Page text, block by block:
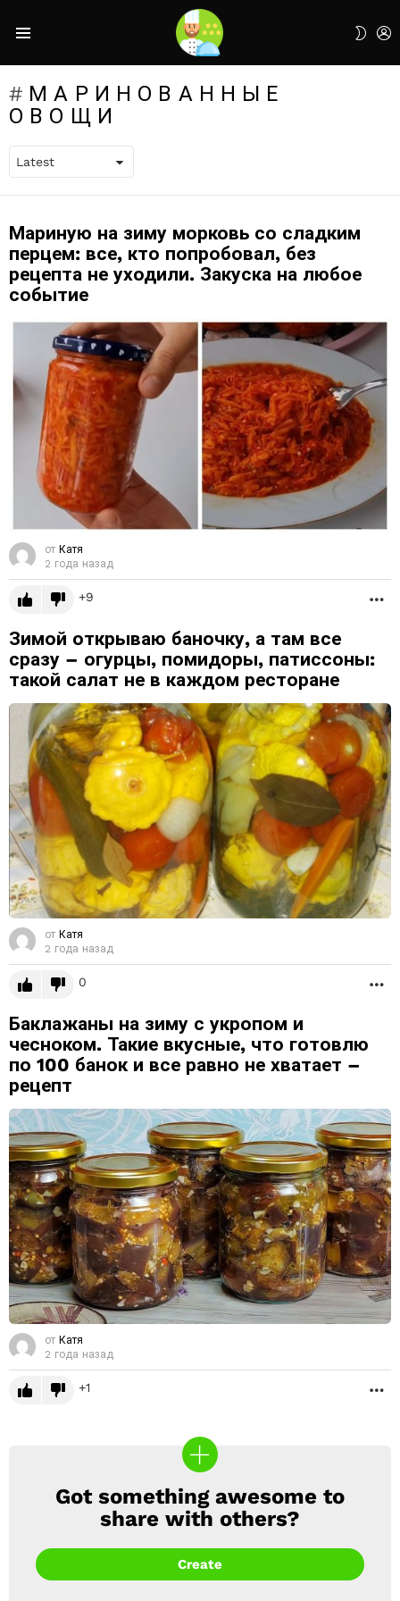
МАРИНОВАННЫЕ
ОВОЩИ
LATEST
STORIES
Мариную на зиму морковь со сладким
перцем: все, кто попробовал, без
рецепта не уходили. Закуска на любое
событие
от Катя
2 года назад
9
Зимой открываю баночку, а там все
сразу – огурцы, помидоры, патиссоны:
такой салат не в каждом ресторане
от Катя
2 года назад
0
Баклажаны на зиму с укропом и
чесноком. Такие вкусные, что готовлю
по 100 банок и все равно не хватает –
рецепт
от Катя
2 года назад
1
CREATE
Got something awesome to
share with others?
Create